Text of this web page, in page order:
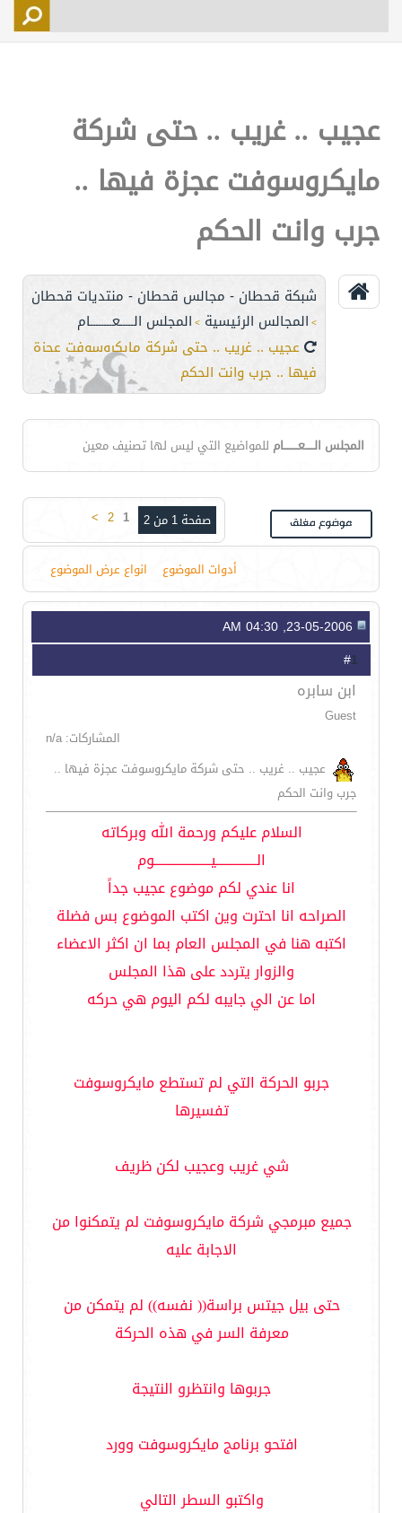
اتصل بنا
عجيب .. غريب .. حتى شركة
مايكروسوفت عجزة فيها ..
جرب وانت الحكم
شبكة قحطان - مجالس قحطان - منتديات قحطان
> المجالس الرئيسية > المجلس الـــــعــــــــام
عجيب .. غريب .. حتى شركة مايكروسوفت عجزة
فيها .. جرب وانت الحكم
المجلس الـــــعــــــــام للمواضيع التي ليس لها تصنيف معين
صفحة 1 من 2 1
2
>
أدوات الموضوع انواع عرض الموضوع
1
ابن سابره
Guest
المشاركات: n/a
عجيب .. غريب .. حتى شركة مايكروسوفت عجزة فيها ..
جرب وانت الحكم
السلام عليكم ورحمة الله وبركاته
الـــــــــــــــيـــــــــــــــــــــوم
انا عندي لكم موضوع عجيب جداً
الصراحه انا احترت وين اكتب الموضوع بس فضلة
اكتبه هنا في المجلس العام بما ان اكثر الاعضاء
والزوار يتردد على هذا المجلس
اما عن الي جايبه لكم اليوم هي حركه
جربو الحركة التي لم تستطع مايكروسوفت
تفسيرها
شي غريب وعجيب لكن ظريف
جميع مبرمجي شركة مايكروسوفت لم يتمكنوا من
الاجابة عليه
حتى بيل جيتس براسة(( نفسه)) لم يتمكن من
معرفة السر في هذه الحركة
جربوها وانتظرو النتيجة
افتحو برنامج مايكروسوفت وورد
واكتبو السطر التالي